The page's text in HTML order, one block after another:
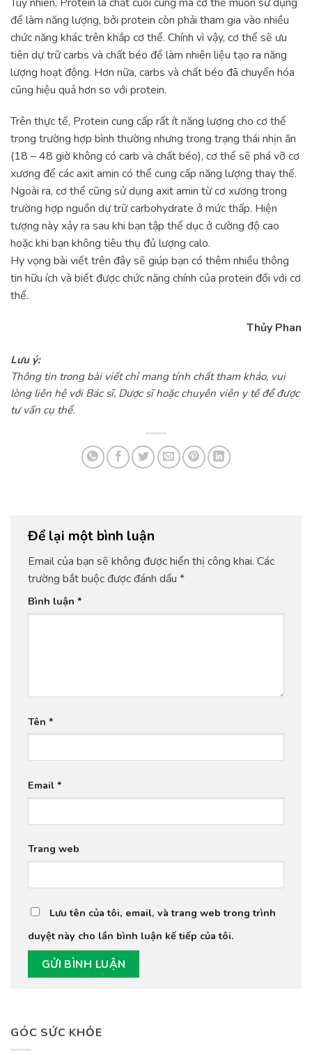
GÓC SỨC KHỎE
để làm năng lượng, bởi protein còn phải tham gia vào nhiều
chức năng khác trên khắp cơ thể. Chính vì vậy, cơ thể sẽ ưu
tiên dự trữ carbs và chất béo để làm nhiên liệu tạo ra năng
lượng hoạt động. Hơn nữa, carbs và chất béo đã chuyển hóa
cũng hiệu quả hơn so với protein.
Trên thực tế, Protein cung cấp rất ít năng lượng cho cơ thể
trong trường hợp bình thường nhưng trong trạng thái nhịn ăn
(18 – 48 giờ không có carb và chất béo), cơ thể sẽ phá vỡ cơ
xương để các axit amin có thể cung cấp năng lượng thay thế.
Ngoài ra, cơ thể cũng sử dụng axit amin từ cơ xương trong
trường hợp nguồn dự trữ carbohydrate ở mức thấp. Hiện
tượng này xảy ra sau khi bạn tập thể dục ở cường độ cao
hoặc khi bạn không tiêu thụ đủ lượng calo.
Hy vọng bài viết trên đây sẽ giúp bạn có thêm nhiều thông
tin hữu ích và biết được chức năng chính của protein đối với cơ
thể.
Thủy Phan
Lưu ý:
Thông tin trong bài viết chỉ mang tính chất tham khảo, vui
lòng liên hệ với Bác sĩ, Dược sĩ hoặc chuyên viên y tế để được
tư vấn cụ thể.
Để lại một bình luận
Email của bạn sẽ không được hiển thị công khai. Các
trường bắt buộc được đánh dấu *
Bình luận *
Tên *
Email *
Trang web
Lưu tên của tôi, email, và trang web trong trình
duyệt này cho lần bình luận kế tiếp của tôi.